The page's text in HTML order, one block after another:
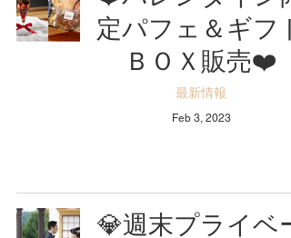
定パフェ＆ギフト
ＢＯＸ販売❤️
最新情報
Feb 3, 2023
💎週末プライベー